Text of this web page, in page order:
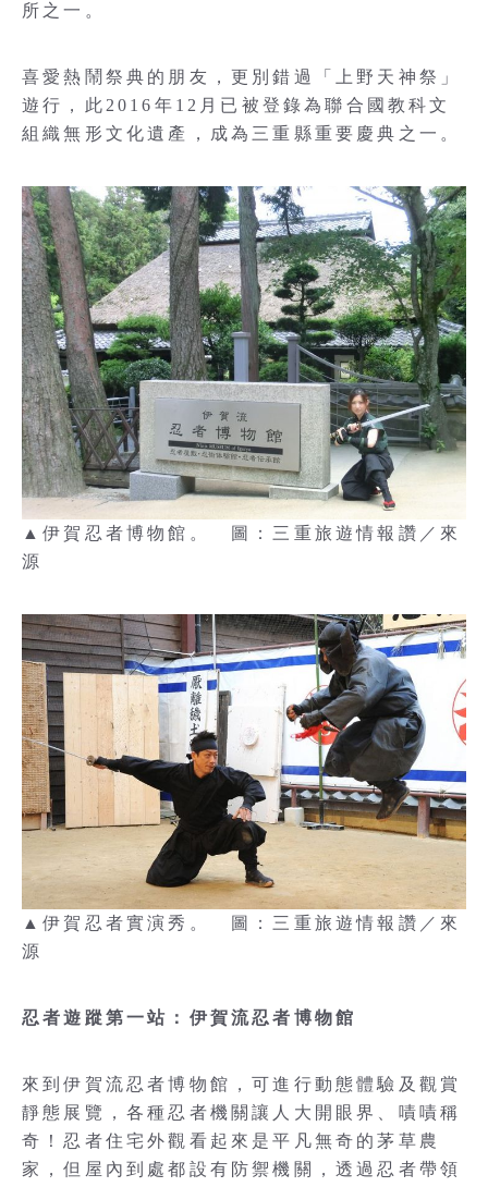
所之一。
喜愛熱鬧祭典的朋友，更別錯過「上野天神祭」
遊行，此2016年12月已被登錄為聯合國教科文
組織無形文化遺產，成為三重縣重要慶典之一。
▲伊賀忍者博物館。 圖：三重旅遊情報讚／來
源
▲伊賀忍者實演秀。 圖：三重旅遊情報讚／來
源
忍者遊蹤第一站：伊賀流忍者博物館
來到伊賀流忍者博物館，可進行動態體驗及觀賞
靜態展覽，各種忍者機關讓人大開眼界、嘖嘖稱
奇！忍者住宅外觀看起來是平凡無奇的茅草農
家，但屋內到處都設有防禦機關，透過忍者帶領